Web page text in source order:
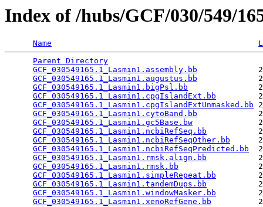
Index of /hubs/GCF/030/549/
Name
Parent Directory
GCF_030549165.1_Lasmin1.assembly.bb
GCF_030549165.1_Lasmin1.augustus.bb
GCF_030549165.1_Lasmin1.bigPsl.bb
GCF_030549165.1_Lasmin1.cpgIslandExt.bb
GCF_030549165.1_Lasmin1.cpgIslandExtUnmasked.bb
GCF_030549165.1_Lasmin1.cytoBand.bb
GCF_030549165.1_Lasmin1.gc5Base.bw
GCF_030549165.1_Lasmin1.ncbiRefSeq.bb
GCF_030549165.1_Lasmin1.ncbiRefSeqOther.bb
GCF_030549165.1_Lasmin1.ncbiRefSeqPredicted.bb
GCF_030549165.1_Lasmin1.rmsk.align.bb
GCF_030549165.1_Lasmin1.rmsk.bb
GCF_030549165.1_Lasmin1.simpleRepeat.bb
GCF_030549165.1_Lasmin1.tandemDups.bb
GCF_030549165.1_Lasmin1.windowMasker.bb
GCF_030549165.1_Lasmin1.xenoRefGene.bb